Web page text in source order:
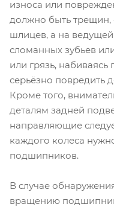
износа или
должно быть
шлицев, а на
сломанных зубьев
или грязь, набиваясь
серьёзно повредить
Кроме того,
деталям задней
направляющие
каждого колеса
подшипников.
В случае
вращению